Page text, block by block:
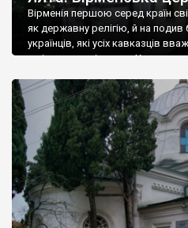
Вірменія першою серед країн
як державну релігію, й на подив
українців, які усіх кавказців
є відданими вірянами Христа